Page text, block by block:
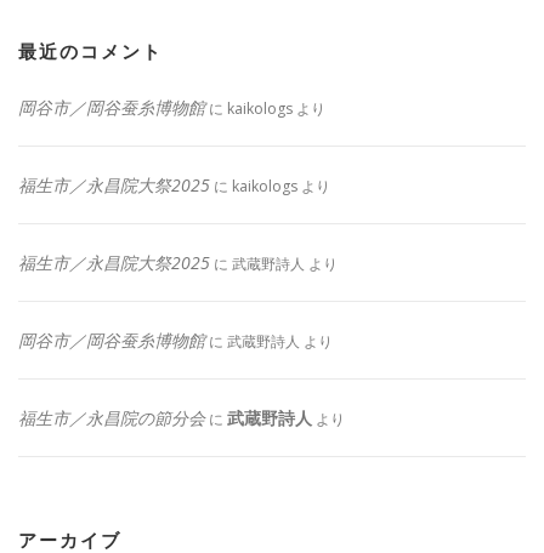
最近のコメント
岡谷市／岡谷蚕糸博物館に kaikologs より
福生市／永昌院大祭2025 に kaikologs より
福生市／永昌院大祭2025 に 武蔵野詩人 より
岡谷市／岡谷蚕糸博物館に 武蔵野詩人 より
福生市／永昌院の節分会に 武蔵野詩人 より
アーカイブ